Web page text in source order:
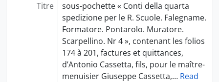
Titre
sous-pochette « Conti della quarta
spedizione per le R. Scuole. Falegname.
Formatore. Pontarolo. Muratore.
Scarpellino. Nr 4 », contenant les folios
174 à 201, factures et quittances,
d’Antonio Cassetta, fils, pour le maître-
menuisier Giuseppe Cassetta,… Read